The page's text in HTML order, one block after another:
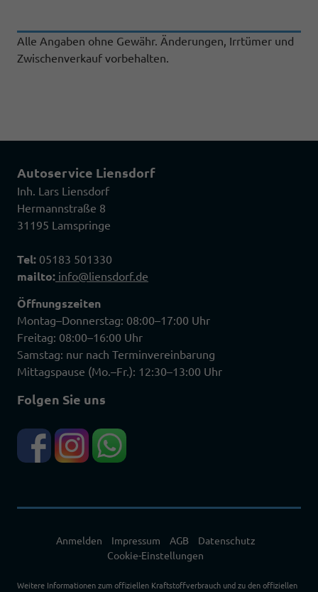
Alle Angaben ohne Gewähr. Änderungen, Irrtümer und
Zwischenverkauf vorbehalten.
Autoservice Liensdorf
Inh. Lars Liensdorf
Hermannstraße 8
31195 Lamspringe
Tel: 05183 501330
mailto: info@liensdorf.de
Öffnungszeiten
Montag–Donnerstag: 08:00–17:00 Uhr
Freitag: 08:00–16:00 Uhr
Samstag: nur nach Terminvereinbarung
Mittagspause (Mo.–Fr.): 12:30–13:00 Uhr
Folgen Sie uns
Anmelden Impressum AGB
Datenschutz
Cookie-Einstellungen
Weitere Informationen zum offiziellen Kraftstoffverbrauch und zu den offiziellen